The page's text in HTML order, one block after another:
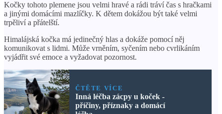
Kočky tohoto plemene jsou velmi hravé a rádi tráví čas s hračkami
a jinými domácími mazlíčky. K dětem dokážou být také velmi
trpěliví a přátelští.
Himalájská kočka má jedinečný hlas a dokáže pomocí něj
komunikovat s lidmi. Může vrněním, syčením nebo cvrlikáním
vyjádřit své emoce a vyžadovat pozornost.
ČTĚTE VÍCE
Inná léčba zácpy u koček -
příčiny, příznaky a domácí